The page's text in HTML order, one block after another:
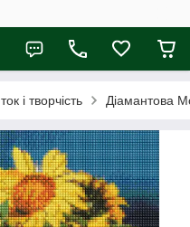
і творчість Діамантова